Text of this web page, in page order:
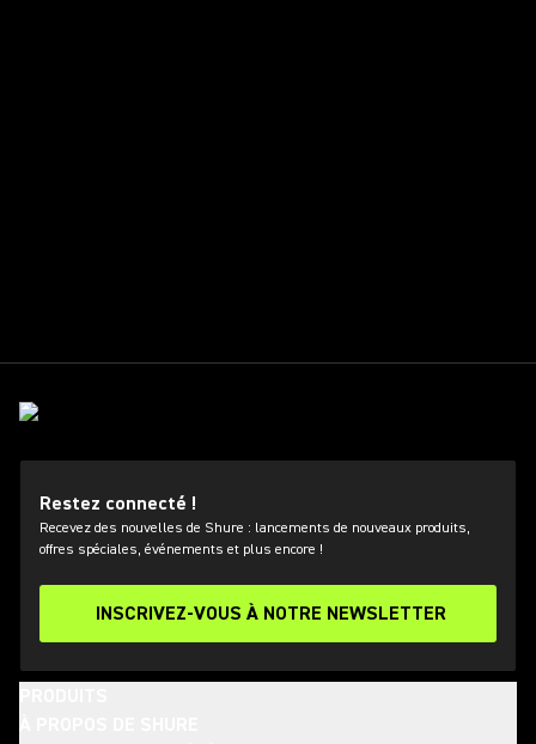
Restez connecté !
Recevez des nouvelles de Shure : lancements de nouveaux produits,
offres spéciales, événements et plus encore !
INSCRIVEZ-VOUS À NOTRE NEWSLETTER